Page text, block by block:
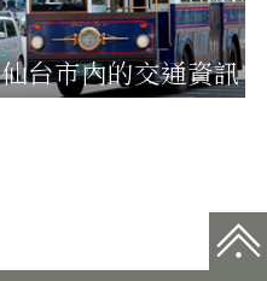
仙台市內的交通資訊